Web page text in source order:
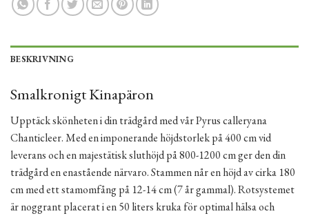
BESKRIVNING
Smalkronigt Kinapäron
Upptäck skönheten i din trädgård med vår Pyrus calleryana
Chanticleer. Med en imponerande höjdstorlek på 400 cm vid
leverans och en majestätisk sluthöjd på 800-1200 cm ger den din
trädgård en enastående närvaro. Stammen når en höjd av cirka 180
cm med ett stamomfång på 12-14 cm (7 år gammal). Rotsystemet
är noggrant placerat i en 50 liters kruka för optimal hälsa och